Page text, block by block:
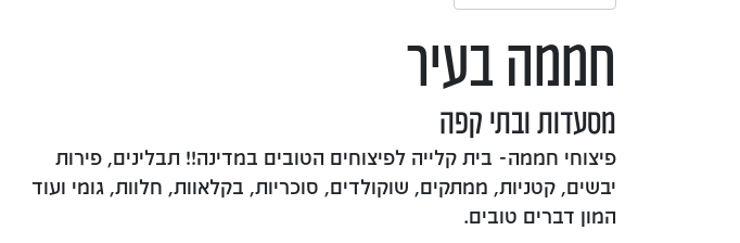
חממה בעיר
מסעדות ובתי קפה
פיצוחי חממה- בית קלייה לפיצוחים הטובים במדינה!! תבלינים, פירות
יבשים, קטניות, ממתקים, שוקולדים, סוכריות, בקלאוות, חלוות, גומי ועוד
המון דברים טובים.